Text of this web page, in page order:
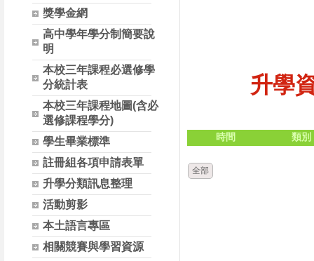
獎學金網
高中學年學分制簡要說
明
本校三年課程必選修學
分統計表
本校三年課程地圖(含必
選修課程學分)
學生畢業標準
註冊組各項申請表單
升學分類訊息整理
活動剪影
本土語言專區
相關競賽與學習資源
升學
時間 類別
全部